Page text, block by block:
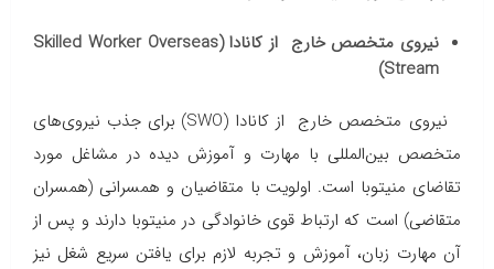
نیروی متخصص خارج از کانادا (Skilled Worker Overseas
Stream)
نیروی متخصص خارج از کانادا (SWO) برای جذب نیروی‌های
متخصص بین‌المللی با مهارت‌ و آموزش دیده در مشاغل مورد
تقاضای منیتوبا است. اولویت با متقاضیان و همسرانی (همسران
متقاضی) است که ارتباط قوی خانوادگی در منیتوبا دارند و پس از
آن مهارت زبان، آموزش و تجربه لازم برای یافتن سریع شغل نیز